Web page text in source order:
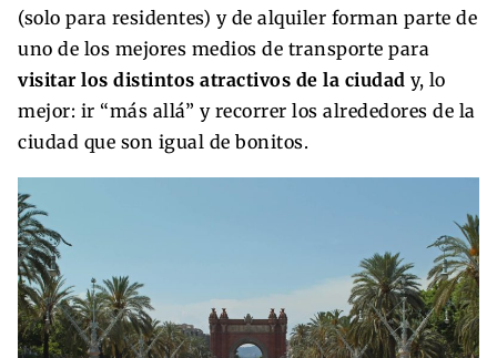
(solo para residentes) y de alquiler forman parte de
uno de los mejores medios de transporte para
visitar los distintos atractivos de la ciudad y, lo
mejor: ir “más allá” y recorrer los alrededores de la
ciudad que son igual de bonitos.